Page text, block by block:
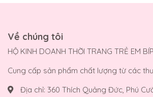
Về chúng tôi
HỘ KINH DOANH THỜI TRANG TRẺ EM
Cung cấp sản phẩm chất lượng từ các
Địa chỉ: 360 Thích Quảng Đức, Phú